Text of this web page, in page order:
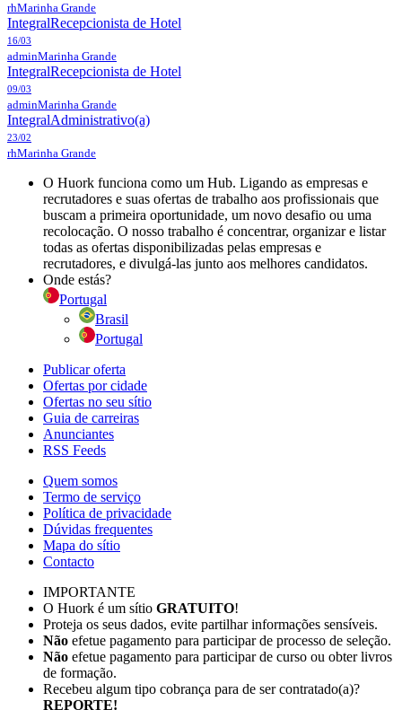
rhMarinha Grande
IntegralRecepcionista de Hotel
16/03
adminMarinha Grande
IntegralRecepcionista de Hotel
09/03
adminMarinha Grande
IntegralAdministrativo(a)
23/02
rhMarinha Grande
O Huork funciona como um Hub. Ligando as empresas e
recrutadores e suas ofertas de trabalho aos profissionais que
buscam a primeira oportunidade, um novo desafio ou uma
recolocação. O nosso trabalho é concentrar, organizar e listar
todas as ofertas disponibilizadas pelas empresas e
recrutadores, e divulgá-las junto aos melhores candidatos.
Onde estás?
Portugal
Brasil
Portugal
Publicar oferta
Ofertas por cidade
Ofertas no seu sítio
Guia de carreiras
Anunciantes
RSS Feeds
Quem somos
Termo de serviço
Política de privacidade
Dúvidas frequentes
Mapa do sítio
Contacto
IMPORTANTE
O Huork é um sítio GRATUITO!
Proteja os seus dados, evite partilhar informações sensíveis.
Não efetue pagamento para participar de processo de seleção.
Não efetue pagamento para participar de curso ou obter livros
de formação.
Recebeu algum tipo cobrança para de ser contratado(a)?
REPORTE!